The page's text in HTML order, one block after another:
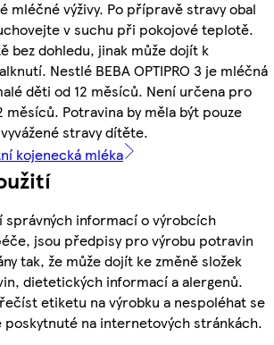
mléčné výživy. Po přípravě stravy obal
v suchu při pokojové teplotě.
bez dohledu, jinak může dojít k
Nestlé BEBA OPTIPRO 3 je mléčná
děti od 12 měsíců. Není určena pro
měsíců. Potravina by měla být pouze
stravy dítěte.
kojenecká mléka
správných informací o výrobcích
jsou předpisy pro výrobu potravin
tak, že může dojít ke změně složek
dietetických informací a alergenů.
etiketu na výrobku a nespoléhat se
poskytnuté na internetových stránkách.